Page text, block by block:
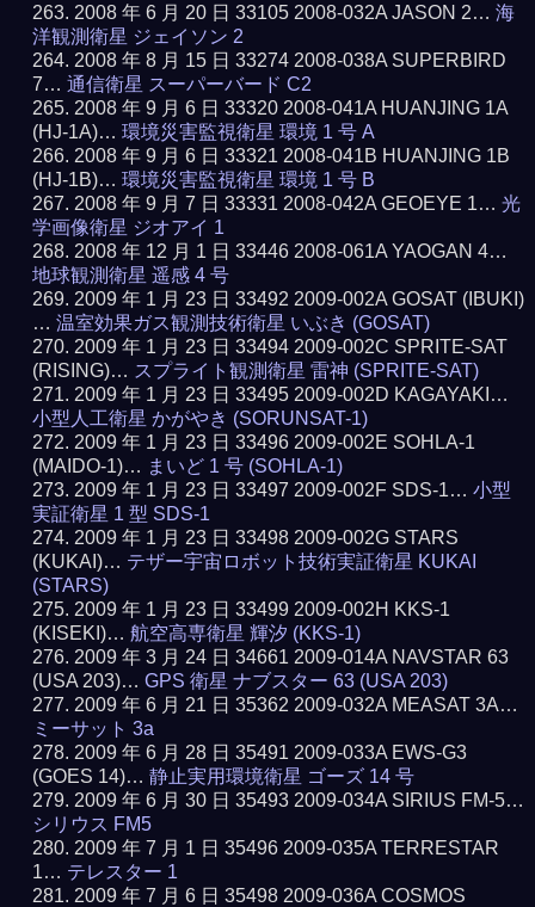
2008 年 6 月 20 日 33105 2008-032A JASON 2…海
洋観測衛星 ジェイソン 2
2008 年 8 月 15 日 33274 2008-038A SUPERBIRD
7…通信衛星 スーパーバード C2
2008 年 9 月 6 日 33320 2008-041A HUANJING 1A
(HJ-1A)…環境災害監視衛星 環境 1 号 A
2008 年 9 月 6 日 33321 2008-041B HUANJING 1B
(HJ-1B)…環境災害監視衛星 環境 1 号 B
2008 年 9 月 7 日 33331 2008-042A GEOEYE 1…光
学画像衛星 ジオアイ 1
2008 年 12 月 1 日 33446 2008-061A YAOGAN 4…
地球観測衛星 遥感 4 号
2009 年 1 月 23 日 33492 2009-002A GOSAT (IBUKI)
…温室効果ガス観測技術衛星 いぶき (GOSAT)
2009 年 1 月 23 日 33494 2009-002C SPRITE-SAT
(RISING)… スプライト観測衛星 雷神 (SPRITE-SAT)
2009 年 1 月 23 日 33495 2009-002D KAGAYAKI…
小型人工衛星 かがやき (SORUNSAT-1)
2009 年 1 月 23 日 33496 2009-002E SOHLA-1
(MAIDO-1)… まいど 1 号 (SOHLA-1)
2009 年 1 月 23 日 33497 2009-002F SDS-1…小型
実証衛星 1 型 SDS-1
2009 年 1 月 23 日 33498 2009-002G STARS
(KUKAI)… テザー宇宙ロボット技術実証衛星 KUKAI
(STARS)
2009 年 1 月 23 日 33499 2009-002H KKS-1
(KISEKI)…航空高専衛星 輝汐 (KKS-1)
2009 年 3 月 24 日 34661 2009-014A NAVSTAR 63
(USA 203)…GPS 衛星 ナブスター 63 (USA 203)
2009 年 6 月 21 日 35362 2009-032A MEASAT 3A…
ミーサット 3a
2009 年 6 月 28 日 35491 2009-033A EWS-G3
(GOES 14)…静止実用環境衛星 ゴーズ 14 号
2009 年 6 月 30 日 35493 2009-034A SIRIUS FM-5…
シリウス FM5
2009 年 7 月 1 日 35496 2009-035A TERRESTAR
1… テレスター 1
2009 年 7 月 6 日 35498 2009-036A COSMOS